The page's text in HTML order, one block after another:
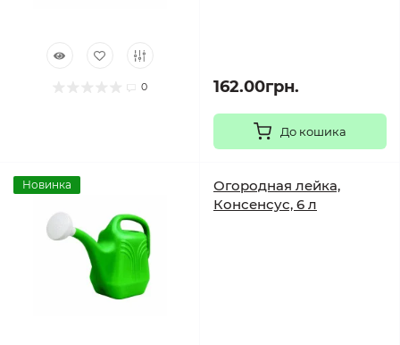
0 162.00грн.
До кошика
Новинка
Огородная лейка,
Консенсус, 6 л